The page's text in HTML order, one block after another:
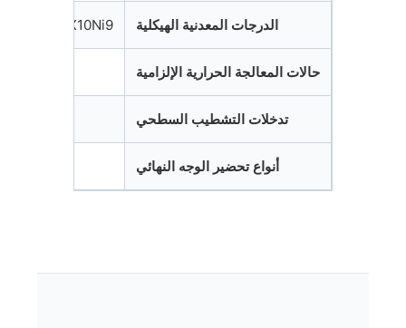
الدرجات المعدنية الهيكلية 12Ni14, X10Ni9
حالات المعالجة الحرارية الإلزامية
تدخلات التشطيب السطحي
أنواع تحضير الوجه النهائي